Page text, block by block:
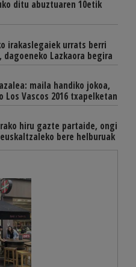
ditu abuztuaren 10etik
irakaslegaiek urrats berri
Lazkaora begira
maila handiko jokoa,
Vascos 2016 txapelketan
hiru gazte partaide, ongi
bere helburuak